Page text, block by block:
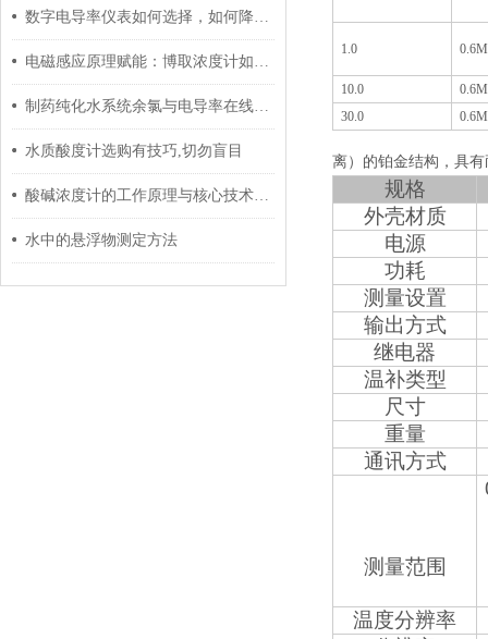
数字电导率仪表如何选择，如何降低反渗透出水电导率偏高？
电磁感应原理赋能：博取浓度计如何避免腐蚀与结垢？
制药纯化水系统余氯与电导率在线监测：传感器校准维护攻略
水质酸度计选购有技巧,切勿盲目
酸碱浓度计的工作原理与核心技术解析
水中的悬浮物测定方法
1.0
10.0
30.0
离）的铂金结构，具
规格
外壳材质
电源
功耗
测量设置
输出方式
继电器
温补类型
尺寸
重量
通讯方式
测量范围
温度分辨率